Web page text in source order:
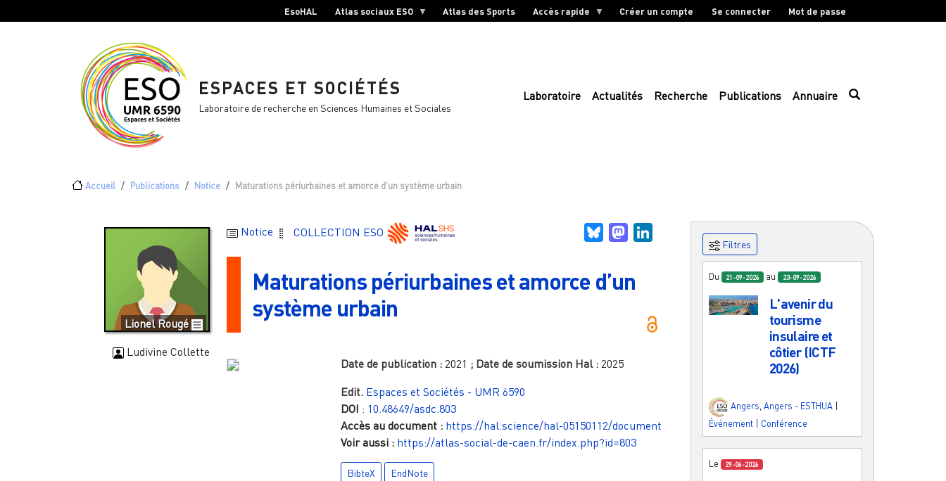
EsoHAL Atlas sociaux ESO Atlas des Sports Accès rapide Créer un compte Se connecter Mot de passe
ESPACES ET SOCIÉTÉS
Laboratoire de recherche en Sciences Humaines et Sociales
Laboratoire Actualités Recherche Publications Annuaire
Fil d'Ariane
Accueil Publications Notice Maturations périurbaines et amorce d’un système urbain
Lionel Rougé
Ludivine Collette
Notice COLLECTION ESO BlueskyMastodon
Maturations périurbaines et amorce d’un
système urbain
Date de publication : 2021 ; Date de soumission Hal : 2025
Edit. Espaces et Sociétés - UMR 6590
DOI : 10.48649/asdc.803
Accès au document : https://hal.science/hal-05150112/document
Voir aussi : https://atlas-social-de-caen.fr/index.php?id=803
BibteX EndNote
Filtres
Du 21-09-2026 au 23-09-2026
L'avenir du
tourisme
insulaire et
côtier (ICTF
2026)
Angers Angers - ESTHUA
Événement
Conférence
Le 29-06-2026